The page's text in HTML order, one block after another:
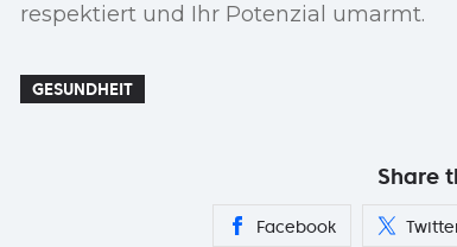
respektiert und Ihr Potenzial umarmt.
GESUNDHEIT
Share
Facebook